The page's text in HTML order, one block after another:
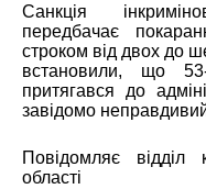
Санкція
передбачає
строком від двох до
встановили, що
притягався до
завідомо
Повідомляє відділ
області